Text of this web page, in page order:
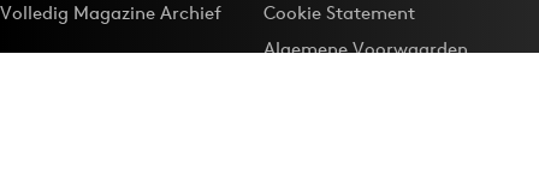
Volledig Magazine Archief
Cookie Statement
Algemene Voorwaarden